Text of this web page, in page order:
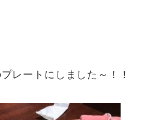
レートにしました～！！